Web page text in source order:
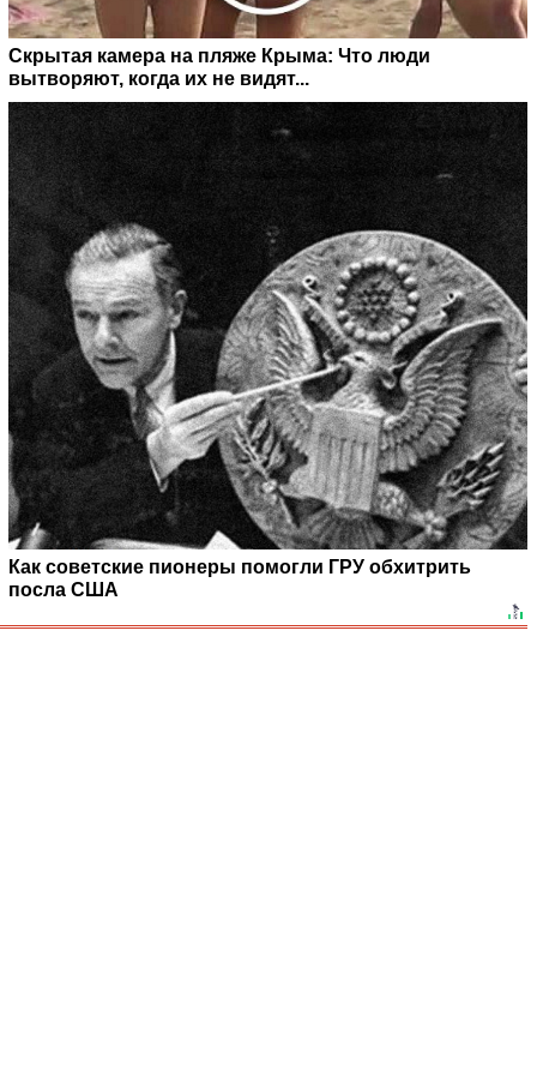
Скрытая камера на пляже Крыма: Что люди
вытворяют, когда их не видят...
Как советские пионеры помогли ГРУ обхитрить
посла США